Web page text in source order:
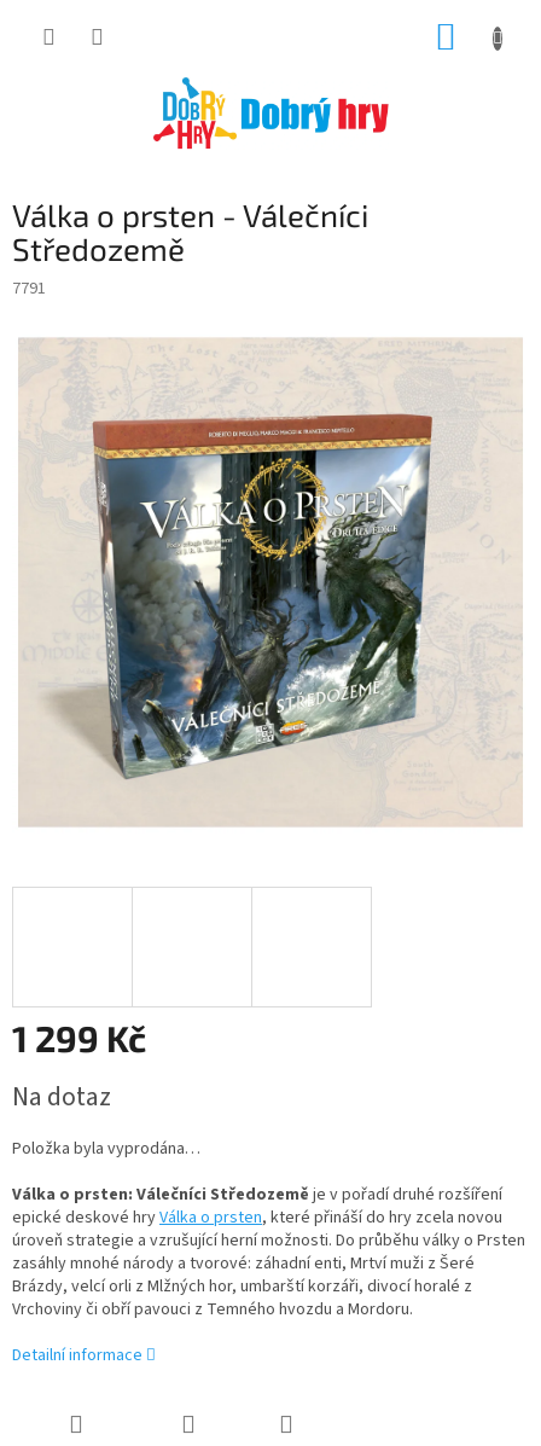
Válka o prsten - Válečníci
Středozemě
7791
1 299 Kč
cena:
Na dotaz
Položka byla vyprodána…
Válka o prsten: Válečníci Středozemě je v pořadí druhé rozšíření
epické deskové hryVálka o prsten, které přináší do hry zcela novou
úroveň strategie a vzrušující herní možnosti. Do průběhu války o Prsten
zasáhly mnohé národy a tvorové: záhadní enti, Mrtví muži z Šeré
Brázdy, velcí orli z Mlžných hor, umbarští korzáři, divocí horalé z
Vrchoviny či obří pavouci z Temného hvozdu a Mordoru.
Detailní informace